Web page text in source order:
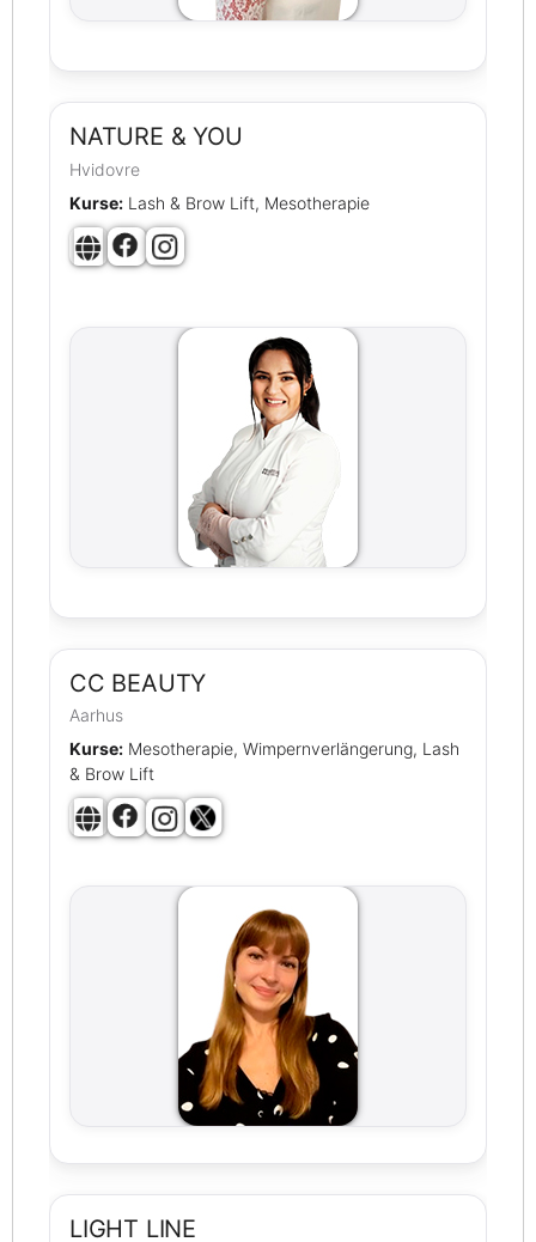
NATURE & YOU
Hvidovre
Kurse: Lash & Brow Lift, Mesotherapie
CC BEAUTY
Aarhus
Kurse: Mesotherapie, Wimpernverlängerung, Lash
& Brow Lift
LIGHT LINE